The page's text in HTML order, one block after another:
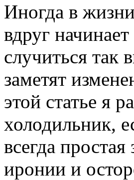
Иногда в
вдруг
случиться так
заметят
этой статье я
холодильник,
всегда
иронии и